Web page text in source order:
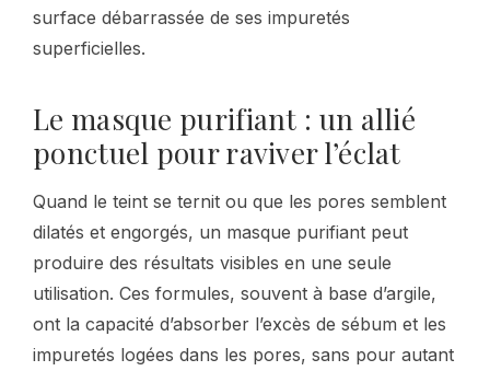
surface débarrassée de ses impuretés
superficielles.
Le masque purifiant : un allié
ponctuel pour raviver l’éclat
Quand le teint se ternit ou que les pores semblent
dilatés et engorgés, un masque purifiant peut
produire des résultats visibles en une seule
utilisation. Ces formules, souvent à base d’argile,
ont la capacité d’absorber l’excès de sébum et les
impuretés logées dans les pores, sans pour autant